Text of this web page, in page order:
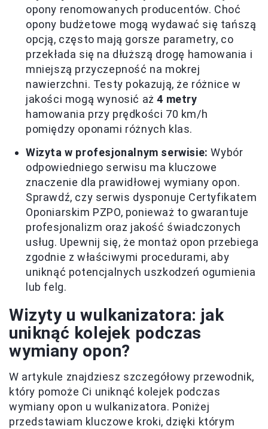
opony renomowanych producentów. Choć
opony budżetowe mogą wydawać się tańszą
opcją, często mają gorsze parametry, co
przekłada się na dłuższą drogę hamowania i
mniejszą przyczepność na mokrej
nawierzchni. Testy pokazują, że różnice w
jakości mogą wynosić aż4 metry
hamowania przy prędkości 70 km/h
pomiędzy oponami różnych klas.
Wizyta w profesjonalnym serwisie: Wybór
odpowiedniego serwisu ma kluczowe
znaczenie dla prawidłowej wymiany opon.
Sprawdź, czy serwis dysponuje Certyfikatem
Oponiarskim PZPO, ponieważ to gwarantuje
profesjonalizm oraz jakość świadczonych
usług. Upewnij się, że montaż opon przebiega
zgodnie z właściwymi procedurami, aby
uniknąć potencjalnych uszkodzeń ogumienia
lub felg.
Wizyty u wulkanizatora: jak
uniknąć kolejek podczas
wymiany opon?
W artykule znajdziesz szczegółowy przewodnik,
który pomoże Ci uniknąć kolejek podczas
wymiany opon u wulkanizatora. Poniżej
przedstawiam kluczowe kroki, dzięki którym